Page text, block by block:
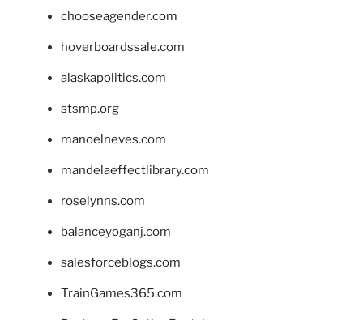
chooseagender.com
hoverboardssale.com
alaskapolitics.com
stsmp.org
manoelneves.com
mandelaeffectlibrary.com
roselynns.com
balanceyoganj.com
salesforceblogs.com
TrainGames365.com